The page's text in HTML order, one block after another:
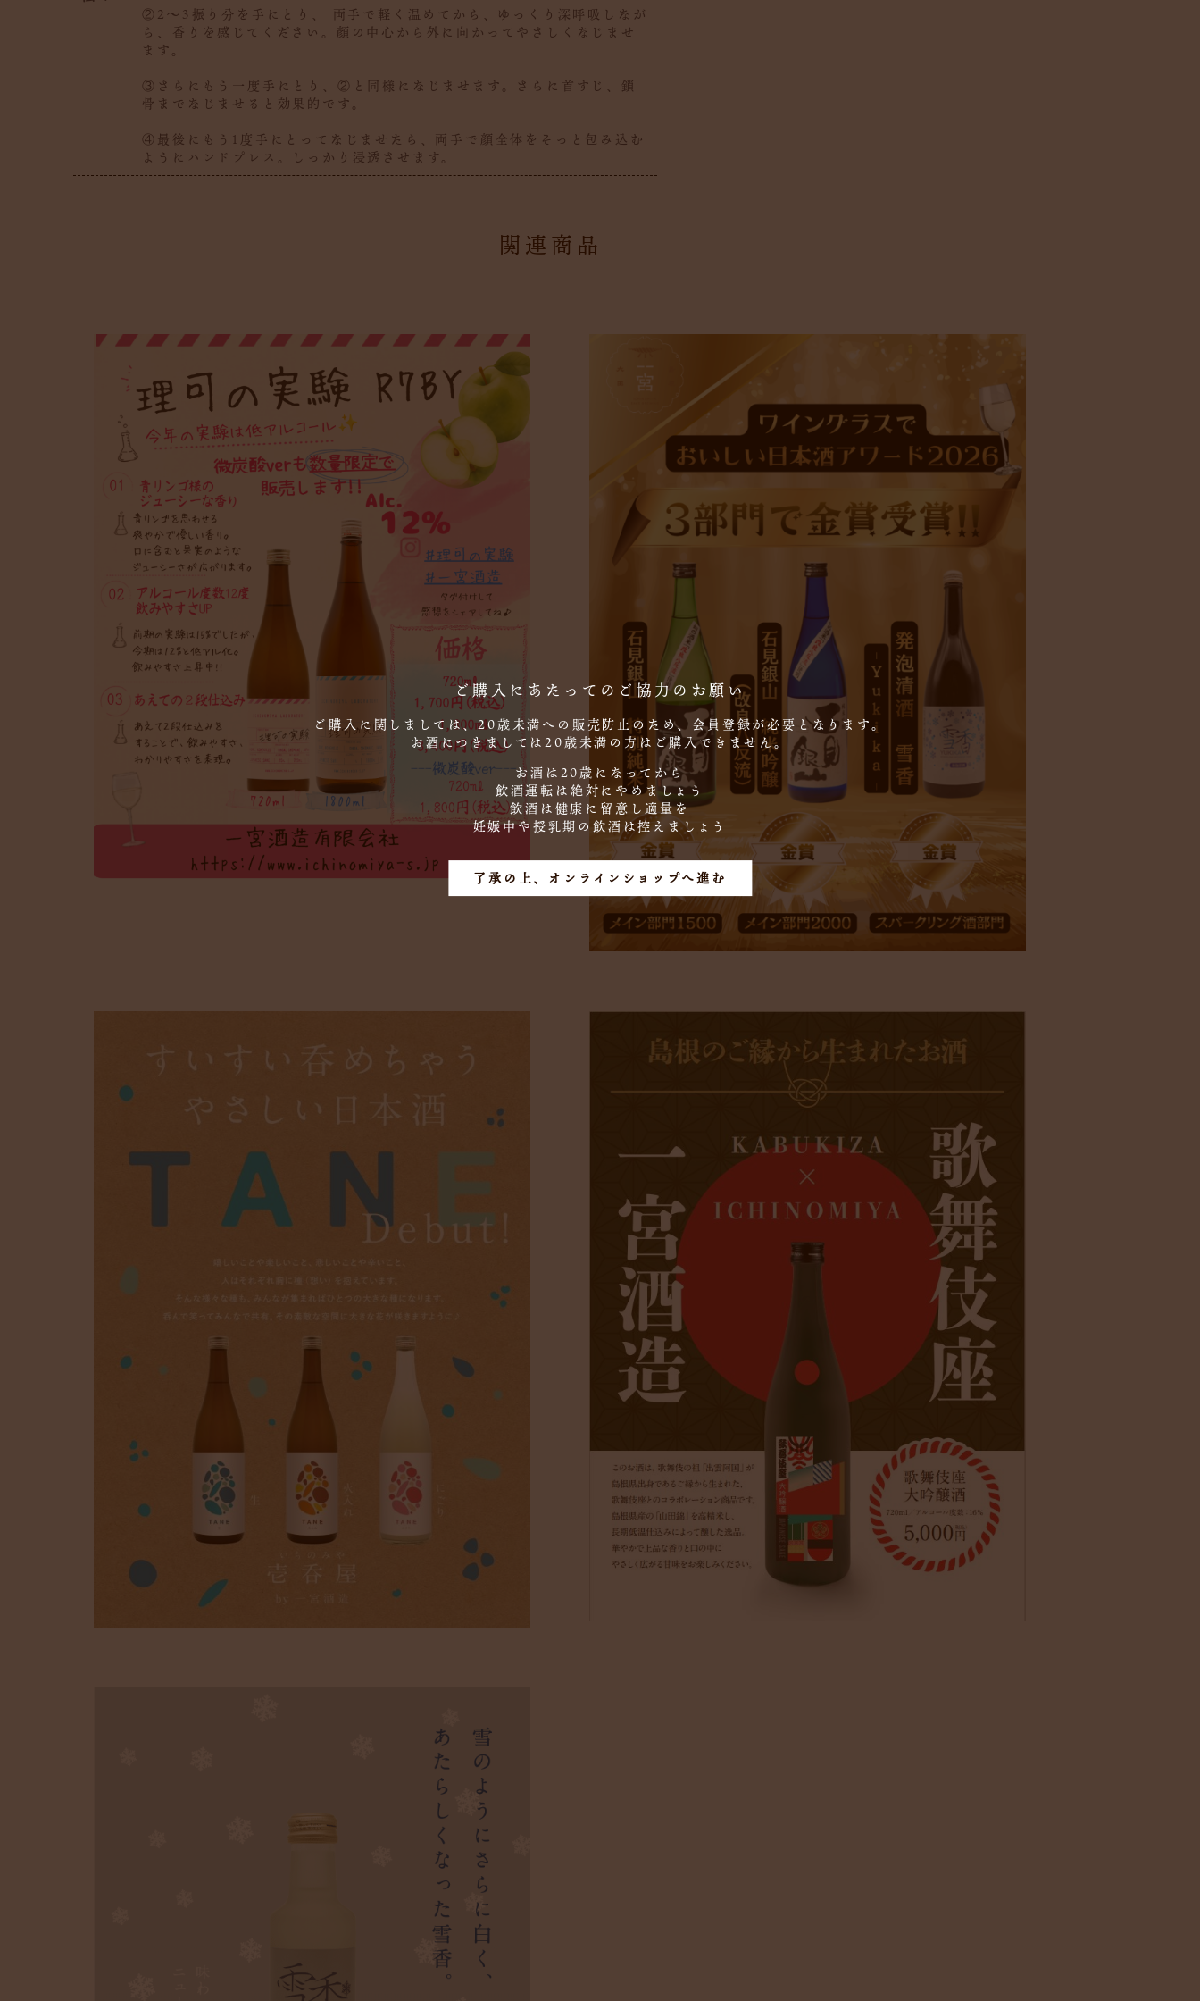
ご購入にあたってのご協力のお願い
ご購入に関しましては、20歳未満への販売防止のため、会員登録が必要となります。
お酒につきましては20歳未満の方はご購入できません。
お酒は20歳になってから
飲酒運転は絶対にやめましょう
飲酒は健康に留意し適量を
妊娠中や授乳期の飲酒は控えましょう
了承の上、オンラインショップへ進む
②2〜3振り分を手にとり、 両手で軽く温めてから、ゆっくり深呼吸しなが
ら、香りを感じてください。顔の中心から外に向かってやさしくなじませ
ます。
③さらにもう一度手にとり、②と同様になじませます。さらに首すじ、鎖
骨までなじませると効果的です。
④最後にもう1度手にとってなじませたら、両手で顔全体をそっと包み込む
ようにハンドプレス。しっかり浸透させます。
関連商品